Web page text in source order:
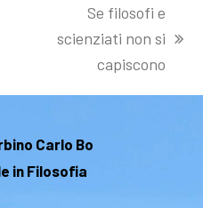
articolo
successivo:
Se filosofi e
scienziati non si
capiscono
Carlo Bo
in Filosofia